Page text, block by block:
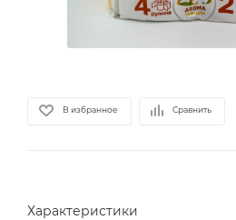
В избранное Сравнить
Характеристики